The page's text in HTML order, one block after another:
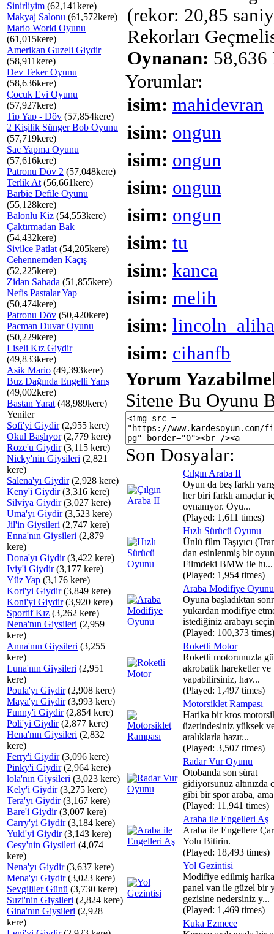
Sinirliyim (62,141kere)
Makyaj Salonu (61,572kere)
Mario World Oyunu
(61,015kere)
Amerikan Guzeli Giydir
(58,911kere)
Dev Teker Oyunu
(58,636kere)
Çocuk Evi Oyunu
(57,927kere)
Tip Yap - Döv (57,854kere)
2 Kişilik Sünger Bob Oyunu
(57,719kere)
Sac Yapma Oyunu
(57,616kere)
Patronu Döv 2 (57,048kere)
Terlik At (56,661kere)
Barbie Defile Oyunu
(55,128kere)
Balonlu Kiz (54,553kere)
Çaktırmadan Bak
(54,432kere)
Sivilce Patlat (54,205kere)
Cehennemden Kaçış
(52,225kere)
Zidan Sahada (51,855kere)
Nefis Pastalar Yap
(50,474kere)
Patronu Döv (50,420kere)
Pacman Duvar Oyunu
(50,229kere)
Liseli Kız Giydir
(49,833kere)
Asik Mario (49,393kere)
Buz Dağında Engelli Yarış
(49,002kere)
Bastan Yarat (48,989kere)
Yeniler
Sofi'yi Giydir(2,955 kere)
Okul Başlıyor(2,779 kere)
Roze'u Giydir(3,115 kere)
Nicky'nin Giysileri (2,821
kere)
Salena'yı Giydir(2,928 kere)
Keny'i Giydir(3,316 kere)
Silviya Giydir(3,027 kere)
Uma'yı Giydir(3,523 kere)
Jil'in Giysileri (2,747 kere)
Enna'nın Giysileri (2,879
kere)
Dona'yı Giydir(3,422 kere)
Iviy'i Giydir(3,177 kere)
Yüz Yap (3,176 kere)
Kori'yi Giydir(3,849 kere)
Koni'yi Giydir(3,920 kere)
Sportif Kız (3,262 kere)
Nena'nın Giysileri (2,959
kere)
Anna'nın Giysileri (3,255
kere)
Luna'nın Giysileri (2,951
kere)
Poula'yı Giydir(2,908 kere)
Maya'yı Giydir(3,993 kere)
Funny'i Giydir(2,854 kere)
Poli'yi Giydir(2,877 kere)
Hena'nın Giysileri (2,832
kere)
Ferry'i Giydir(3,096 kere)
Pinky'i Giydir(2,964 kere)
lola'nın Giysileri (3,023 kere)
Kely'i Giydir(3,275 kere)
Tera'yı Giydir(3,167 kere)
Bare'i Giydir(3,007 kere)
Carry'yi Giydir(3,184 kere)
Yuki'yi Giydir(3,143 kere)
Cesy'nin Giysileri (4,074
kere)
Nena'yı Giydir(3,637 kere)
Mena'yı Giydir(3,023 kere)
Sevgililer Günü (3,730 kere)
Suzi'nin Giysileri (2,824 kere)
Gina'nın Giysileri (2,928
kere)
(rekor: 20,85
Rekorları
Oynanan: 58,636
Yorumlar:
isim: mahidevran
isim: ongun
isim: ongun
isim: ongun
isim: ongun
isim: tu
isim: kanca
isim: melih
isim:
isim: cihanfb
Yorum
Sitene Bu Oyunu
Son Dosyalar:
Çılgın Araba II
Oyun da beş farklı
her biri farklı amaçlar
oynanıyor. Oyu...
(Played: 1,611 times)
Hızlı Sürücü Oyunu
Ünlü film Taşıyıcı
dan esinlenmiş bir
Filmdeki BMW ile hı...
(Played: 1,954 times)
Araba Modifiye Oyunu
Oyuna başladıktan
yukardan modifiye
istediğiniz arabayı
(Played: 100,373 times)
Roketli Motor
Roketli motorunuzla
akrobatik hareketler ve
yapabilirsiniz, hav...
(Played: 1,497 times)
Motorsiklet Rampası
Harika bir kros
üzerindesiniz yüksek
aralıklarla hazır...
(Played: 3,507 times)
Radar Vur Oyunu
Otobanda son sürat
gidiyorsunuz altınızda
gibi bir spor araba,
(Played: 11,941 times)
Araba ile Engelleri Aş
Araba ile Engellere
Yolu Bitirin.
(Played: 18,493 times)
Yol Gezintisi
Modifiye edilmiş
panel van ile güzel bir
gezisine nedersiniz y...
(Played: 1,469 times)
Kuka Ezmece